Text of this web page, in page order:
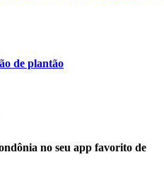
de plantão
no seu app favorito de